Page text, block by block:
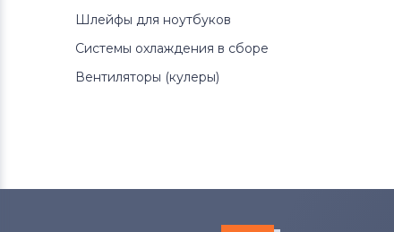
Шлейфы для ноутбуков
Системы охлаждения в сборе
Вентиляторы (кулеры)